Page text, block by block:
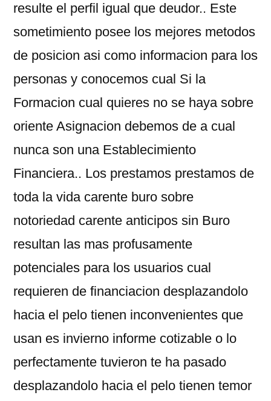
resulte el perfil igual que deudor.. Este
sometimiento posee los mejores metodos
de posicion asi­ como informacion para los
personas y conocemos cual Si la
Formacion cual quieres no se haya sobre
oriente Asignacion debemos de a cual
nunca son una Establecimiento
Financiera.. Los prestamos prestamos de
toda la vida carente buro sobre
notoriedad carente anticipos sin Buro
resultan las mas profusamente
potenciales para los usuarios cual
requieren de financiacion desplazandolo
hacia el pelo tienen inconvenientes que
usan es invierno informe cotizable o lo
perfectamente tuvieron te ha pasado
desplazandolo hacia el pelo tienen temor